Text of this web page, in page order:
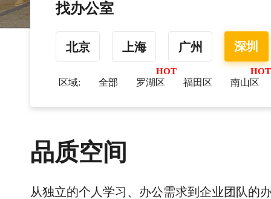
找办公室
北京 上海 广州 深圳
区域: 全部 罗湖区 福田区 南山区
品质空间
从独立的个人学习、办公需求到企业团队的